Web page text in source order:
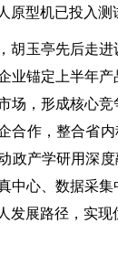
原型机已投入测
胡玉亭先后走
业锚定上半年
场，形成核心
合作，整合省
政产学研用深
中心、数据采
发展路径，实现